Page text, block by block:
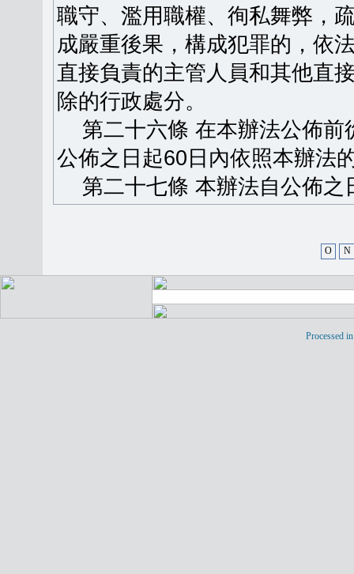
職守、濫用職權、徇私舞弊，
成嚴重後果，構成犯罪的，依
直接負責的主管人員和其他直
除的行政處分。
第二十六條 在本辦法公佈前
公佈之日起60日內依照本辦法
第二十七條 本辦法自公佈之
O N
Processed